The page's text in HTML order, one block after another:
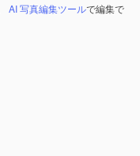
AI 写真編集ツールで編集で